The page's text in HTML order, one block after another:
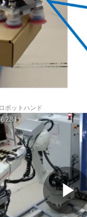
ボットハンド